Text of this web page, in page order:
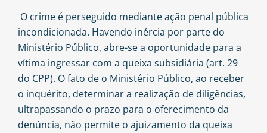
O crime é perseguido mediante ação penal pública
incondicionada. Havendo inércia por parte do
Ministério Público, abre-se a oportunidade para a
vítima ingressar com a queixa subsidiária (art. 29
do CPP). O fato de o Ministério Público, ao receber
o inquérito, determinar a realização de diligências,
ultrapassando o prazo para o oferecimento da
denúncia, não permite o ajuizamento da queixa